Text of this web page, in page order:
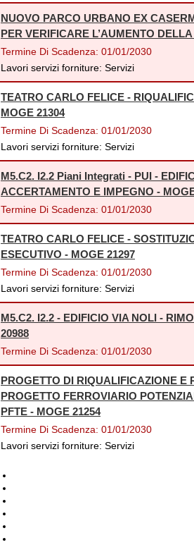
NUOVO PARCO URBANO EX
PER VERIFICARE L’AUMENTO
Termine Di Scadenza: 01/01/2030
Lavori servizi forniture: Servizi
TEATRO CARLO FELICE -
MOGE 21304
Termine Di Scadenza: 01/01/2030
Lavori servizi forniture: Servizi
M5.C2. I2.2 Piani Integrati - PUI -
ACCERTAMENTO E IMPEGNO -
Termine Di Scadenza: 01/01/2030
TEATRO CARLO FELICE -
ESECUTIVO - MOGE 21297
Termine Di Scadenza: 01/01/2030
Lavori servizi forniture: Servizi
M5.C2. I2.2 - EDIFICIO VIA NOLI -
20988
Termine Di Scadenza: 01/01/2030
PROGETTO DI RIQUALIFICAZIONE E
PROGETTO FERROVIARIO
PFTE - MOGE 21254
Termine Di Scadenza: 01/01/2030
Lavori servizi forniture: Servizi